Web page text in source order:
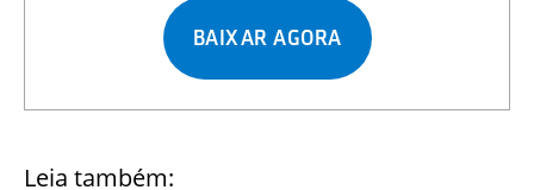
BAIXAR AGORA
Leia também: